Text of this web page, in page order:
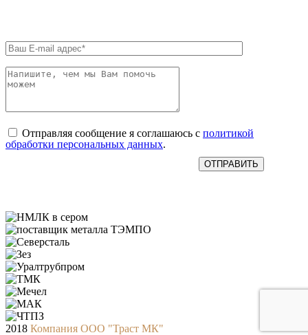
Отправляя сообщение я соглашаюсь с политикой
обработки персональных данных.
2018 Компания ООО "Траст МК"